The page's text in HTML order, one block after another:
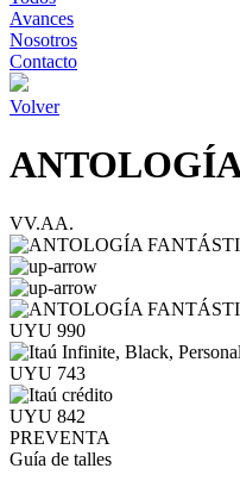
Avances
Nosotros
Contacto
Volver
VV.AA.
UYU 990
UYU 743
UYU 842
PREVENTA
Guía de talles